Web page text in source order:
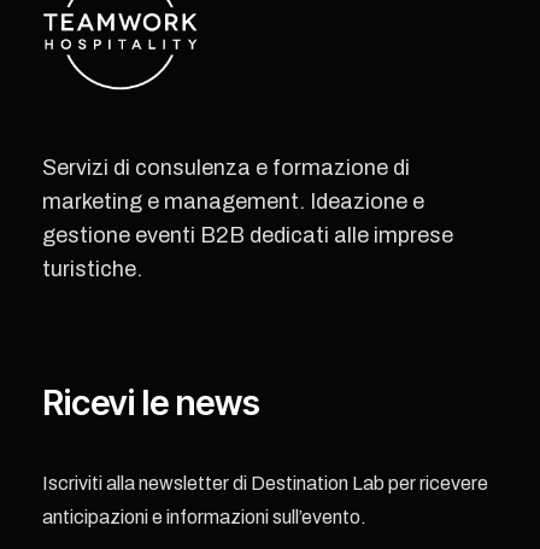
Servizi di consulenza e formazione di
marketing e management. Ideazione e
gestione eventi B2B dedicati alle imprese
turistiche.
Ricevi le news
Iscriviti alla newsletter di Destination Lab per ricevere
anticipazioni e informazioni sull’evento.